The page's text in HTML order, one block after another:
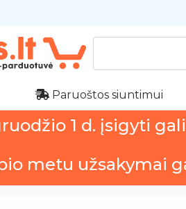
Paruoštos siuntimui
1 d. įsigyti
metu užsakymai